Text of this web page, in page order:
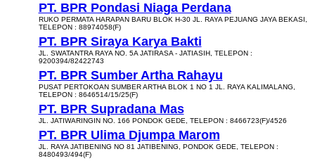
PT. BPR Pondasi Niaga Perdana
RUKO PERMATA HARAPAN BARU BLOK H-30 JL. RAYA PEJUANG JAYA BEKASI,
TELEPON : 88974058(F)
PT. BPR Siraya Karya Bakti
JL. SWATANTRA RAYA NO. 5A JATIRASA - JATIASIH, TELEPON :
9200394/82422743
PT. BPR Sumber Artha Rahayu
PUSAT PERTOKOAN SUMBER ARTHA BLOK 1 NO 1 JL. RAYA KALIMALANG,
TELEPON : 8646514/15/25(F)
PT. BPR Supradana Mas
JL. JATIWARINGIN NO. 166 PONDOK GEDE, TELEPON : 8466723(F)/4526
PT. BPR Ulima Djumpa Marom
JL. RAYA JATIBENING NO 81 JATIBENING, PONDOK GEDE, TELEPON :
8480493/494(F)